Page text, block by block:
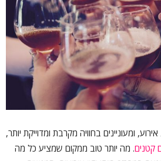
ומעוניינים בחוויה מקרבת ומדוייקת יותר,
קטנים. מה יותר טוב ממקום שמציע כל מה